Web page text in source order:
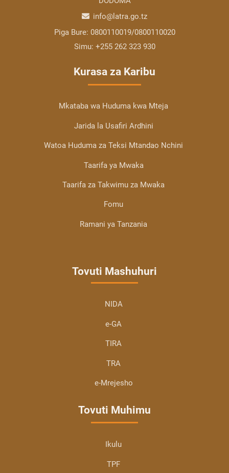
info@latra.go.tz
Piga Bure: 0800110019/0800110020
Simu: +255 262 323 930
Kurasa za Karibu
Mkataba wa Huduma kwa Mteja
Jarida la Usafiri Ardhini
Watoa Huduma za Teksi Mtandao Nchini
Taarifa ya Mwaka
Taarifa za Takwimu za Mwaka
Fomu
Ramani ya Tanzania
Tovuti Mashuhuri
NIDA
e-GA
TIRA
TRA
e-Mrejesho
Tovuti Muhimu
Ikulu
TPF